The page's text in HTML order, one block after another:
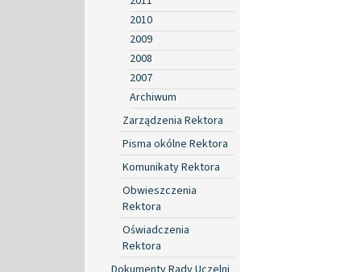
2010
2009
2008
2007
Archiwum
Zarządzenia Rektora
Pisma okólne Rektora
Komunikaty Rektora
Obwieszczenia
Rektora
Oświadczenia
Rektora